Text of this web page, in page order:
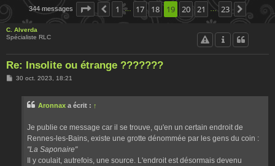
344 messages Page 19 sur 23
Précédente
1 … 17 18 19 20 21 … 23
C. Alverda
Spécialiste RLC
Re: Insolite ou étrange ???????
M30 oct. 2023, 18:21
Aronnax a écrit : ↑
Je publie ce message car il se trouve, qu'en un certain endroit de
Rennes-les-Bains, existe une grotte dénommée par les gens du coin :
"La Saponaire"
Il y coulait, autrefois, une source. L'endroit est désormais devenu